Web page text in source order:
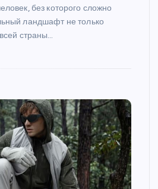
без которого сложно
ландшафт не только
страны…